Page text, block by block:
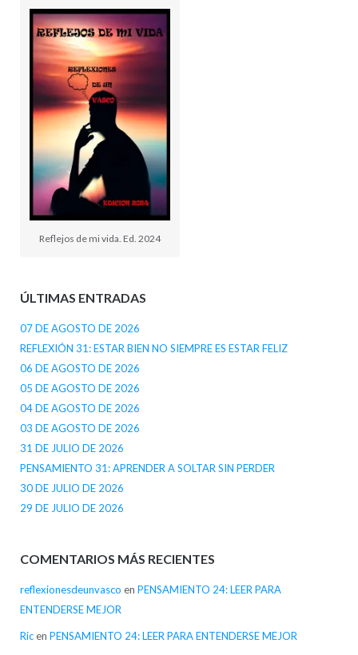
Reflejos de mi vida. Ed. 2024
ÚLTIMAS ENTRADAS
07 DE AGOSTO DE 2026
REFLEXIÓN 31: ESTAR BIEN NO SIEMPRE ES ESTAR FELIZ
06 DE AGOSTO DE 2026
05 DE AGOSTO DE 2026
04 DE AGOSTO DE 2026
03 DE AGOSTO DE 2026
31 DE JULIO DE 2026
PENSAMIENTO 31: APRENDER A SOLTAR SIN PERDER
30 DE JULIO DE 2026
29 DE JULIO DE 2026
COMENTARIOS MÁS RECIENTES
reflexionesdeunvasco en PENSAMIENTO 24: LEER PARA
ENTENDERSE MEJOR
Ricen PENSAMIENTO 24: LEER PARA ENTENDERSE MEJOR